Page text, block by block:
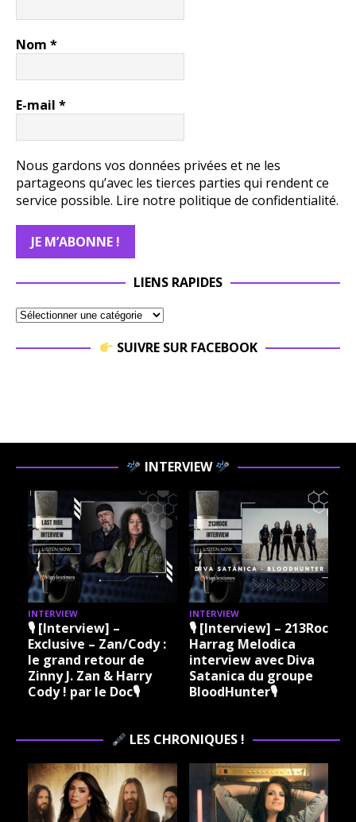
Nom *
E-mail *
Nous gardons vos données privées et ne les
partageons qu’avec les tierces parties qui rendent ce
service possible. Lire notre politique de confidentialité.
LIENS RAPIDES
SUIVRE SUR FACEBOOK
INTERVIEW
INTERVIEW
🎙 [Interview] –
Exclusive – Zan/Cody :
le grand retour de
Zinny J. Zan & Harry
Cody ! par le Doc🎙
INTERVIEW
🎙 [Interview] – 213Rock
Harrag Melodica
interview avec Diva
Satanica du groupe
BloodHunter🎙
LES CHRONIQUES !